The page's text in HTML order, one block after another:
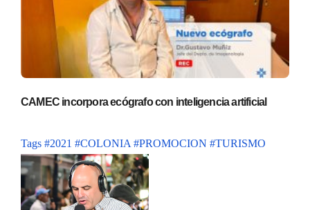
CAMEC incorpora ecógrafo con inteligencia artificial
Tags #2021 #COLONIA #PROMOCION #TURISMO